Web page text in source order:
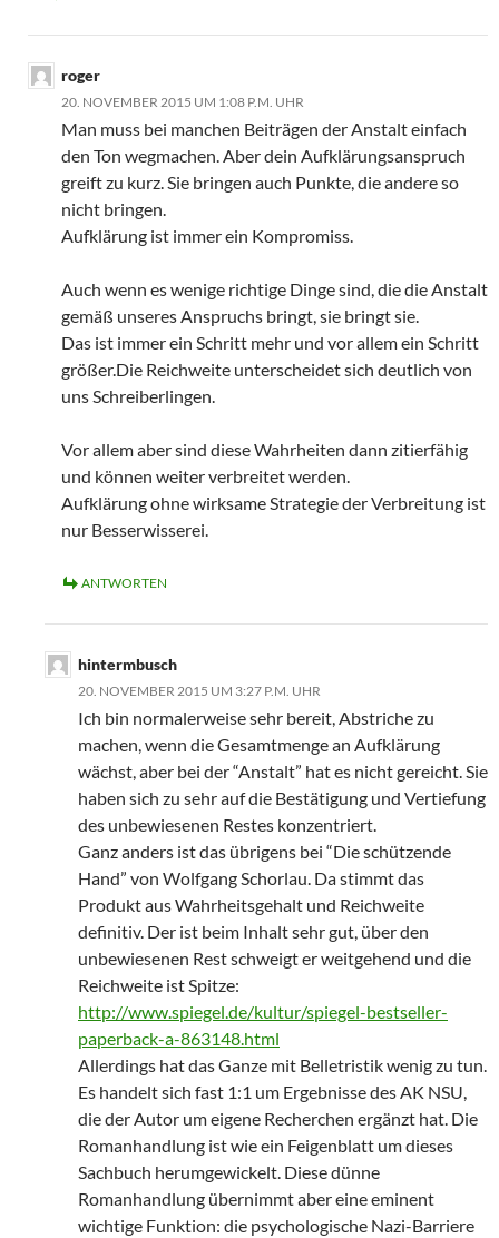
roger
20. NOVEMBER 2015 UM 1:08 P.M. UHR
Man muss bei manchen Beiträgen der Anstalt einfach
den Ton wegmachen. Aber dein Aufklärungsanspruch
greift zu kurz. Sie bringen auch Punkte, die andere so
nicht bringen.
Aufklärung ist immer ein Kompromiss.
Auch wenn es wenige richtige Dinge sind, die die Anstalt
gemäß unseres Anspruchs bringt, sie bringt sie.
Das ist immer ein Schritt mehr und vor allem ein Schritt
größer.Die Reichweite unterscheidet sich deutlich von
uns Schreiberlingen.
Vor allem aber sind diese Wahrheiten dann zitierfähig
und können weiter verbreitet werden.
Aufklärung ohne wirksame Strategie der Verbreitung ist
nur Besserwisserei.
ANTWORTEN
hintermbusch
20. NOVEMBER 2015 UM 3:27 P.M. UHR
Ich bin normalerweise sehr bereit, Abstriche zu
machen, wenn die Gesamtmenge an Aufklärung
wächst, aber bei der “Anstalt” hat es nicht gereicht. Sie
haben sich zu sehr auf die Bestätigung und Vertiefung
des unbewiesenen Restes konzentriert.
Ganz anders ist das übrigens bei “Die schützende
Hand” von Wolfgang Schorlau. Da stimmt das
Produkt aus Wahrheitsgehalt und Reichweite
definitiv. Der ist beim Inhalt sehr gut, über den
unbewiesenen Rest schweigt er weitgehend und die
Reichweite ist Spitze:
http://www.spiegel.de/kultur/spiegel-bestseller-
paperback-a-863148.html
Allerdings hat das Ganze mit Belletristik wenig zu tun.
Es handelt sich fast 1:1 um Ergebnisse des AK NSU,
die der Autor um eigene Recherchen ergänzt hat. Die
Romanhandlung ist wie ein Feigenblatt um dieses
Sachbuch herumgewickelt. Diese dünne
Romanhandlung übernimmt aber eine eminent
wichtige Funktion: die psychologische Nazi-Barriere